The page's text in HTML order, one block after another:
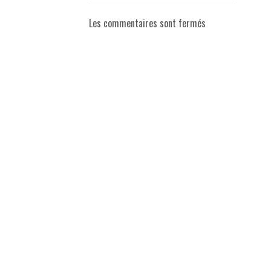
Les commentaires sont fermés